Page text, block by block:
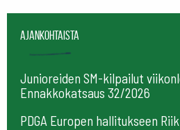
Ajankohtaista
Junioreiden SM-kilpailut
Ennakkokatsaus 32/2026
PDGA Europen hallitukseen